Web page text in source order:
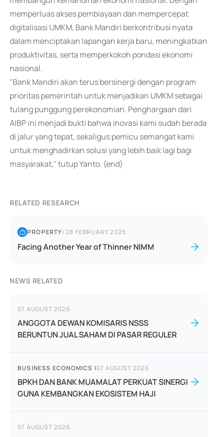
memperluas akses pembiayaan dan mempercepat
digitalisasi UMKM, Bank Mandiri berkontribusi nyata
dalam menciptakan lapangan kerja baru, meningkatkan
produktivitas, serta memperkokoh pondasi ekonomi
nasional.
"Bank Mandiri akan terus bersinergi dengan program
prioritas pemerintah untuk menjadikan UMKM sebagai
tulang punggung perekonomian. Penghargaan dari
AIBP ini menjadi bukti bahwa inovasi kami sudah berada
di jalur yang tepat, sekaligus pemicu semangat kami
untuk menghadirkan solusi yang lebih baik lagi bagi
masyarakat," tutup Yanto. (end)
RELATED RESEARCH
PROPERTY|28 FEBRUARY 2025
Facing Another Year of Thinner NIMM
NEWS RELATED
07 AUGUST 2026
ANGGOTA DEWAN KOMISARIS NSSS
BERUNTUN JUAL SAHAM DI PASAR REGULER
BUSINESS ECONOMICS |07 AUGUST 2026
BPKH DAN BANK MUAMALAT PERKUAT SINERGI
GUNA KEMBANGKAN EKOSISTEM HAJI
07 AUGUST 2026